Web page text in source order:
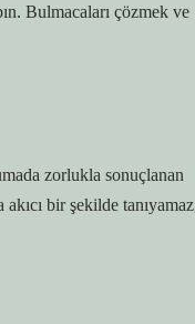
Bulmacaları çözmek ve
zorlukla sonuçlanan
bir şekilde